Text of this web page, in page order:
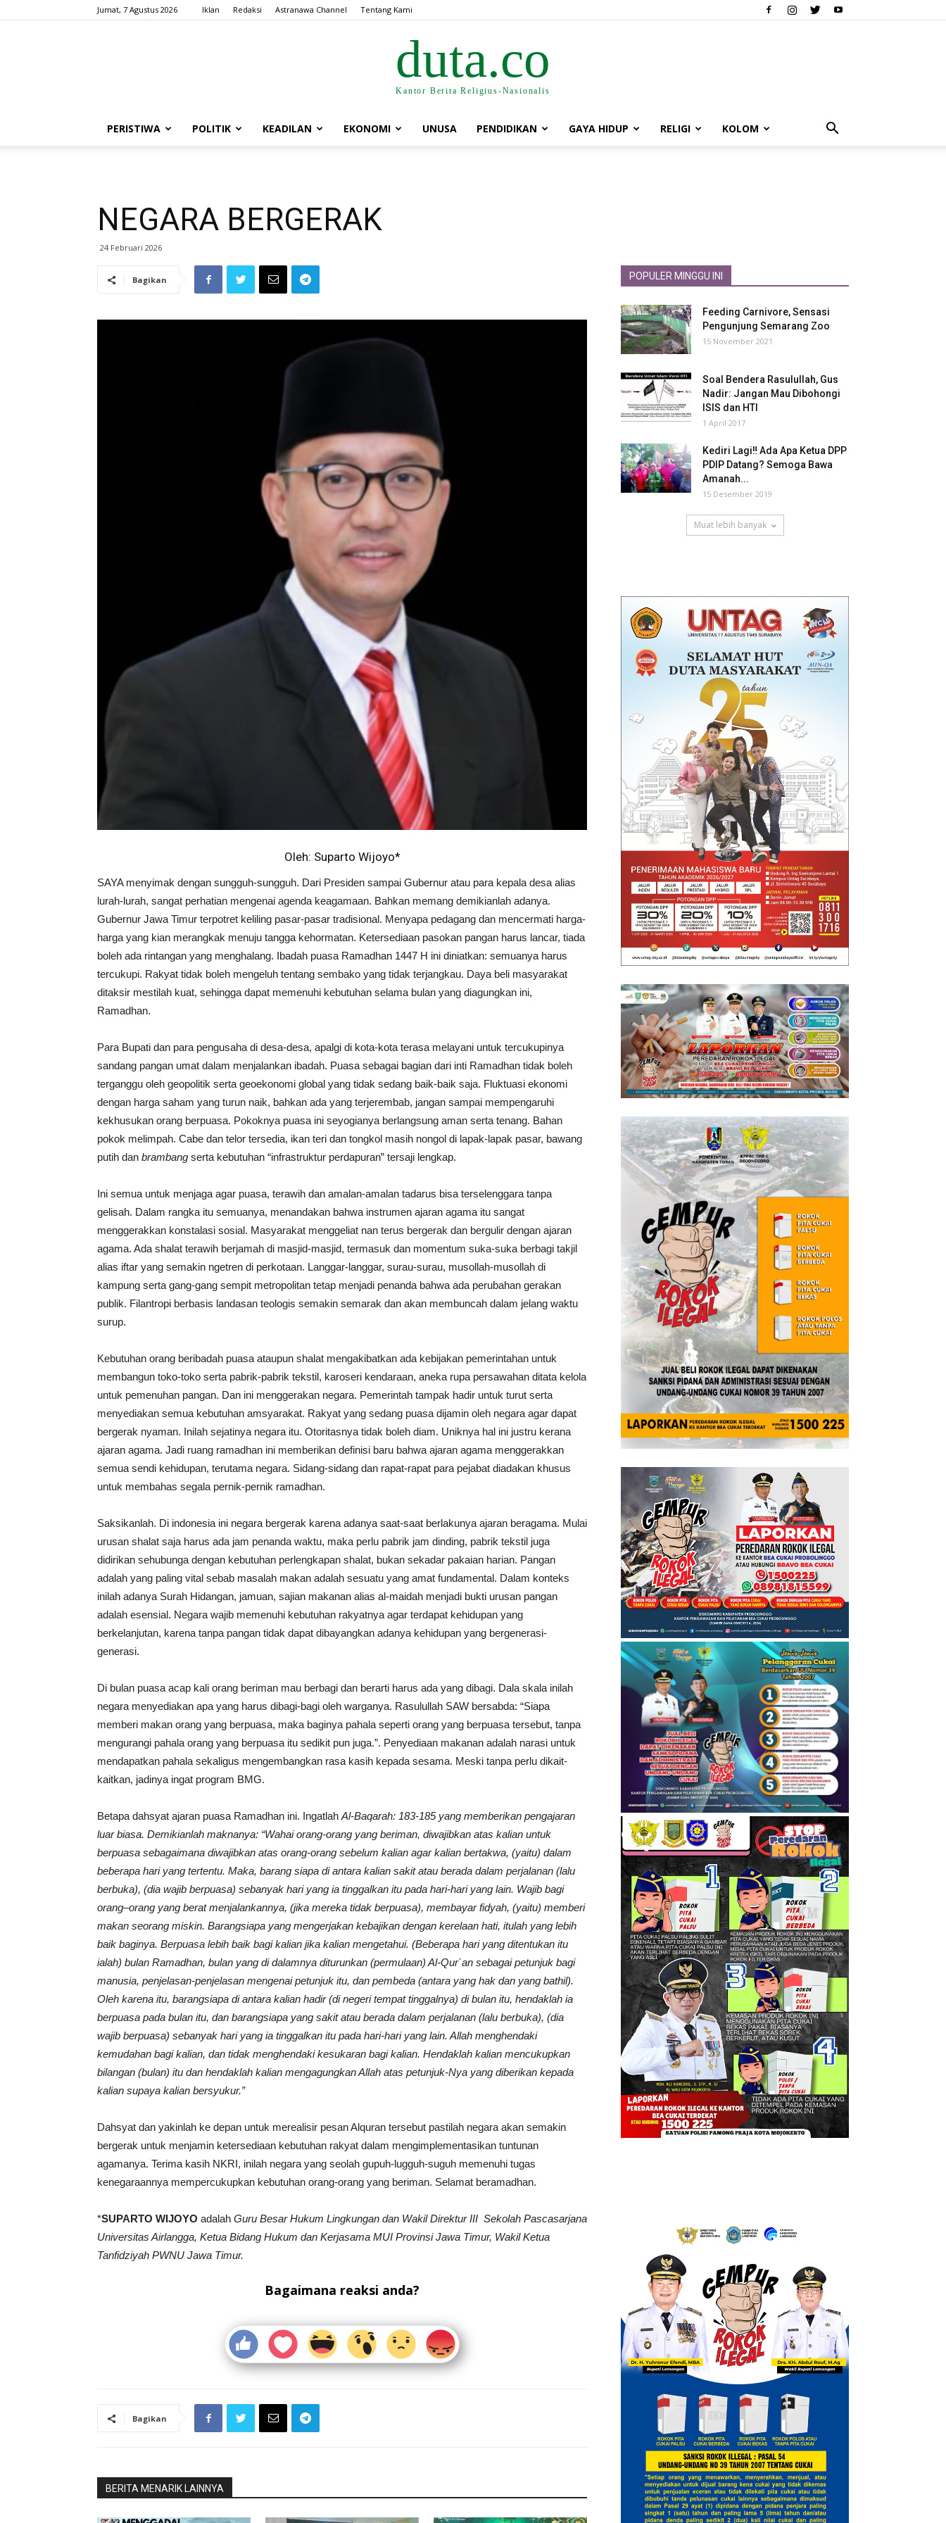
Jumat, 7 Agustus 2026 Iklan Redaksi Astranawa Channel Tentang Kami
duta.co
Kantor Berita Religius-Nasionalis
PERISTIWA POLITIK KEADILAN EKONOMI UNUSA PENDIDIKAN GAYA HIDUP RELIGI KOLOM
NEGARA BERGERAK
24 Februari 2026
Bagikan
Oleh: Suparto Wijoyo*
SAYA menyimak dengan sungguh-sungguh. Dari Presiden sampai Gubernur atau para kepala desa alias
lurah-lurah, sangat perhatian mengenai agenda keagamaan. Bahkan memang demikianlah adanya.
Gubernur Jawa Timur terpotret keliling pasar-pasar tradisional. Menyapa pedagang dan mencermati harga-
harga yang kian merangkak menuju tangga kehormatan. Ketersediaan pasokan pangan harus lancar, tiada
boleh ada rintangan yang menghalang. Ibadah puasa Ramadhan 1447 H ini diniatkan: semuanya harus
tercukupi. Rakyat tidak boleh mengeluh tentang sembako yang tidak terjangkau. Daya beli masyarakat
ditaksir mestilah kuat, sehingga dapat memenuhi kebutuhan selama bulan yang diagungkan ini,
Ramadhan.
Para Bupati dan para pengusaha di desa-desa, apalgi di kota-kota terasa melayani untuk tercukupinya
sandang pangan umat dalam menjalankan ibadah. Puasa sebagai bagian dari inti Ramadhan tidak boleh
terganggu oleh geopolitik serta geoekonomi global yang tidak sedang baik-baik saja. Fluktuasi ekonomi
dengan harga saham yang turun naik, bahkan ada yang terjerembab, jangan sampai mempengaruhi
kekhusukan orang berpuasa. Pokoknya puasa ini seyogianya berlangsung aman serta tenang. Bahan
pokok melimpah. Cabe dan telor tersedia, ikan teri dan tongkol masih nongol di lapak-lapak pasar, bawang
putih dan brambang serta kebutuhan “infrastruktur perdapuran” tersaji lengkap.
Ini semua untuk menjaga agar puasa, terawih dan amalan-amalan tadarus bisa terselenggara tanpa
gelisah. Dalam rangka itu semuanya, menandakan bahwa instrumen ajaran agama itu sangat
menggerakkan konstalasi sosial. Masyarakat menggeliat nan terus bergerak dan bergulir dengan ajaran
agama. Ada shalat terawih berjamah di masjid-masjid, termasuk dan momentum suka-suka berbagi takjil
alias iftar yang semakin ngetren di perkotaan. Langgar-langgar, surau-surau, musollah-musollah di
kampung serta gang-gang sempit metropolitan tetap menjadi penanda bahwa ada perubahan gerakan
publik. Filantropi berbasis landasan teologis semakin semarak dan akan membuncah dalam jelang waktu
surup.
Kebutuhan orang beribadah puasa ataupun shalat mengakibatkan ada kebijakan pemerintahan untuk
membangun toko-toko serta pabrik-pabrik tekstil, karoseri kendaraan, aneka rupa persawahan ditata kelola
untuk pemenuhan pangan. Dan ini menggerakan negara. Pemerintah tampak hadir untuk turut serta
menyediakan semua kebutuhan amsyarakat. Rakyat yang sedang puasa dijamin oleh negara agar dapat
bergerak nyaman. Inilah sejatinya negara itu. Otoritasnya tidak boleh diam. Uniknya hal ini justru kerana
ajaran agama. Jadi ruang ramadhan ini memberikan definisi baru bahwa ajaran agama menggerakkan
semua sendi kehidupan, terutama negara. Sidang-sidang dan rapat-rapat para pejabat diadakan khusus
untuk membahas segala pernik-pernik ramadhan.
Saksikanlah. Di indonesia ini negara bergerak karena adanya saat-saat berlakunya ajaran beragama. Mulai
urusan shalat saja harus ada jam penanda waktu, maka perlu pabrik jam dinding, pabrik tekstil juga
didirikan sehubunga dengan kebutuhan perlengkapan shalat, bukan sekadar pakaian harian. Pangan
adalah yang paling vital sebab masalah makan adalah sesuatu yang amat fundamental. Dalam konteks
inilah adanya Surah Hidangan, jamuan, sajian makanan alias al-maidah menjadi bukti urusan pangan
adalah esensial. Negara wajib memenuhi kebutuhan rakyatnya agar terdapat kehidupan yang
berkelanjutan, karena tanpa pangan tidak dapat dibayangkan adanya kehidupan yang bergenerasi-
generasi.
Di bulan puasa acap kali orang beriman mau berbagi dan berarti harus ada yang dibagi. Dala skala inilah
negara menyediakan apa yang harus dibagi-bagi oleh warganya. Rasulullah SAW bersabda: “Siapa
memberi makan orang yang berpuasa, maka baginya pahala seperti orang yang berpuasa tersebut, tanpa
mengurangi pahala orang yang berpuasa itu sedikit pun juga.”. Penyediaan makanan adalah narasi untuk
mendapatkan pahala sekaligus mengembangkan rasa kasih kepada sesama. Meski tanpa perlu dikait-
kaitkan, jadinya ingat program BMG.
Betapa dahsyat ajaran puasa Ramadhan ini. Ingatlah Al-Baqarah: 183-185 yang memberikan pengajaran
luar biasa. Demikianlah maknanya: “Wahai orang-orang yang beriman, diwajibkan atas kalian untuk
berpuasa sebagaimana diwajibkan atas orang-orang sebelum kalian agar kalian bertakwa, (yaitu) dalam
beberapa hari yang tertentu. Maka, barang siapa di antara kalian sakit atau berada dalam perjalanan (lalu
berbuka), (dia wajib berpuasa) sebanyak hari yang ia tinggalkan itu pada hari-hari yang lain. Wajib bagi
orang–orang yang berat menjalankannya, (jika mereka tidak berpuasa), membayar fidyah, (yaitu) memberi
makan seorang miskin. Barangsiapa yang mengerjakan kebajikan dengan kerelaan hati, itulah yang lebih
baik baginya. Berpuasa lebih baik bagi kalian jika kalian mengetahui. (Beberapa hari yang ditentukan itu
ialah) bulan Ramadhan, bulan yang di dalamnya diturunkan (permulaan) Al-Qur`an sebagai petunjuk bagi
manusia, penjelasan-penjelasan mengenai petunjuk itu, dan pembeda (antara yang hak dan yang bathil).
Oleh karena itu, barangsiapa di antara kalian hadir (di negeri tempat tinggalnya) di bulan itu, hendaklah ia
berpuasa pada bulan itu, dan barangsiapa yang sakit atau berada dalam perjalanan (lalu berbuka), (dia
wajib berpuasa) sebanyak hari yang ia tinggalkan itu pada hari-hari yang lain. Allah menghendaki
kemudahan bagi kalian, dan tidak menghendaki kesukaran bagi kalian. Hendaklah kalian mencukupkan
bilangan (bulan) itu dan hendaklah kalian mengagungkan Allah atas petunjuk-Nya yang diberikan kepada
kalian supaya kalian bersyukur.”
Dahsyat dan yakinlah ke depan untuk merealisir pesan Alquran tersebut pastilah negara akan semakin
bergerak untuk menjamin ketersediaan kebutuhan rakyat dalam mengimplementasikan tuntunan
agamanya. Terima kasih NKRI, inilah negara yang seolah gupuh-lugguh-suguh memenuhi tugas
kenegaraannya mempercukupkan kebutuhan orang-orang yang beriman. Selamat beramadhan.
*SUPARTO WIJOYO adalah Guru Besar Hukum Lingkungan dan Wakil Direktur III Sekolah Pascasarjana
Universitas Airlangga, Ketua Bidang Hukum dan Kerjasama MUI Provinsi Jawa Timur, Wakil Ketua
Tanfidziyah PWNU Jawa Timur.
Bagaimana reaksi anda?
Bagikan
BERITA MENARIK LAINNYA
POPULER MINGGU INI
Feeding Carnivore, Sensasi
Pengunjung Semarang Zoo
15 November 2021
Soal Bendera Rasulullah, Gus
Nadir: Jangan Mau Dibohongi
ISIS dan HTI
1 April 2017
Kediri Lagi‼ Ada Apa Ketua DPP
PDIP Datang? Semoga Bawa
Amanah...
15 Desember 2019
Muat lebih banyak